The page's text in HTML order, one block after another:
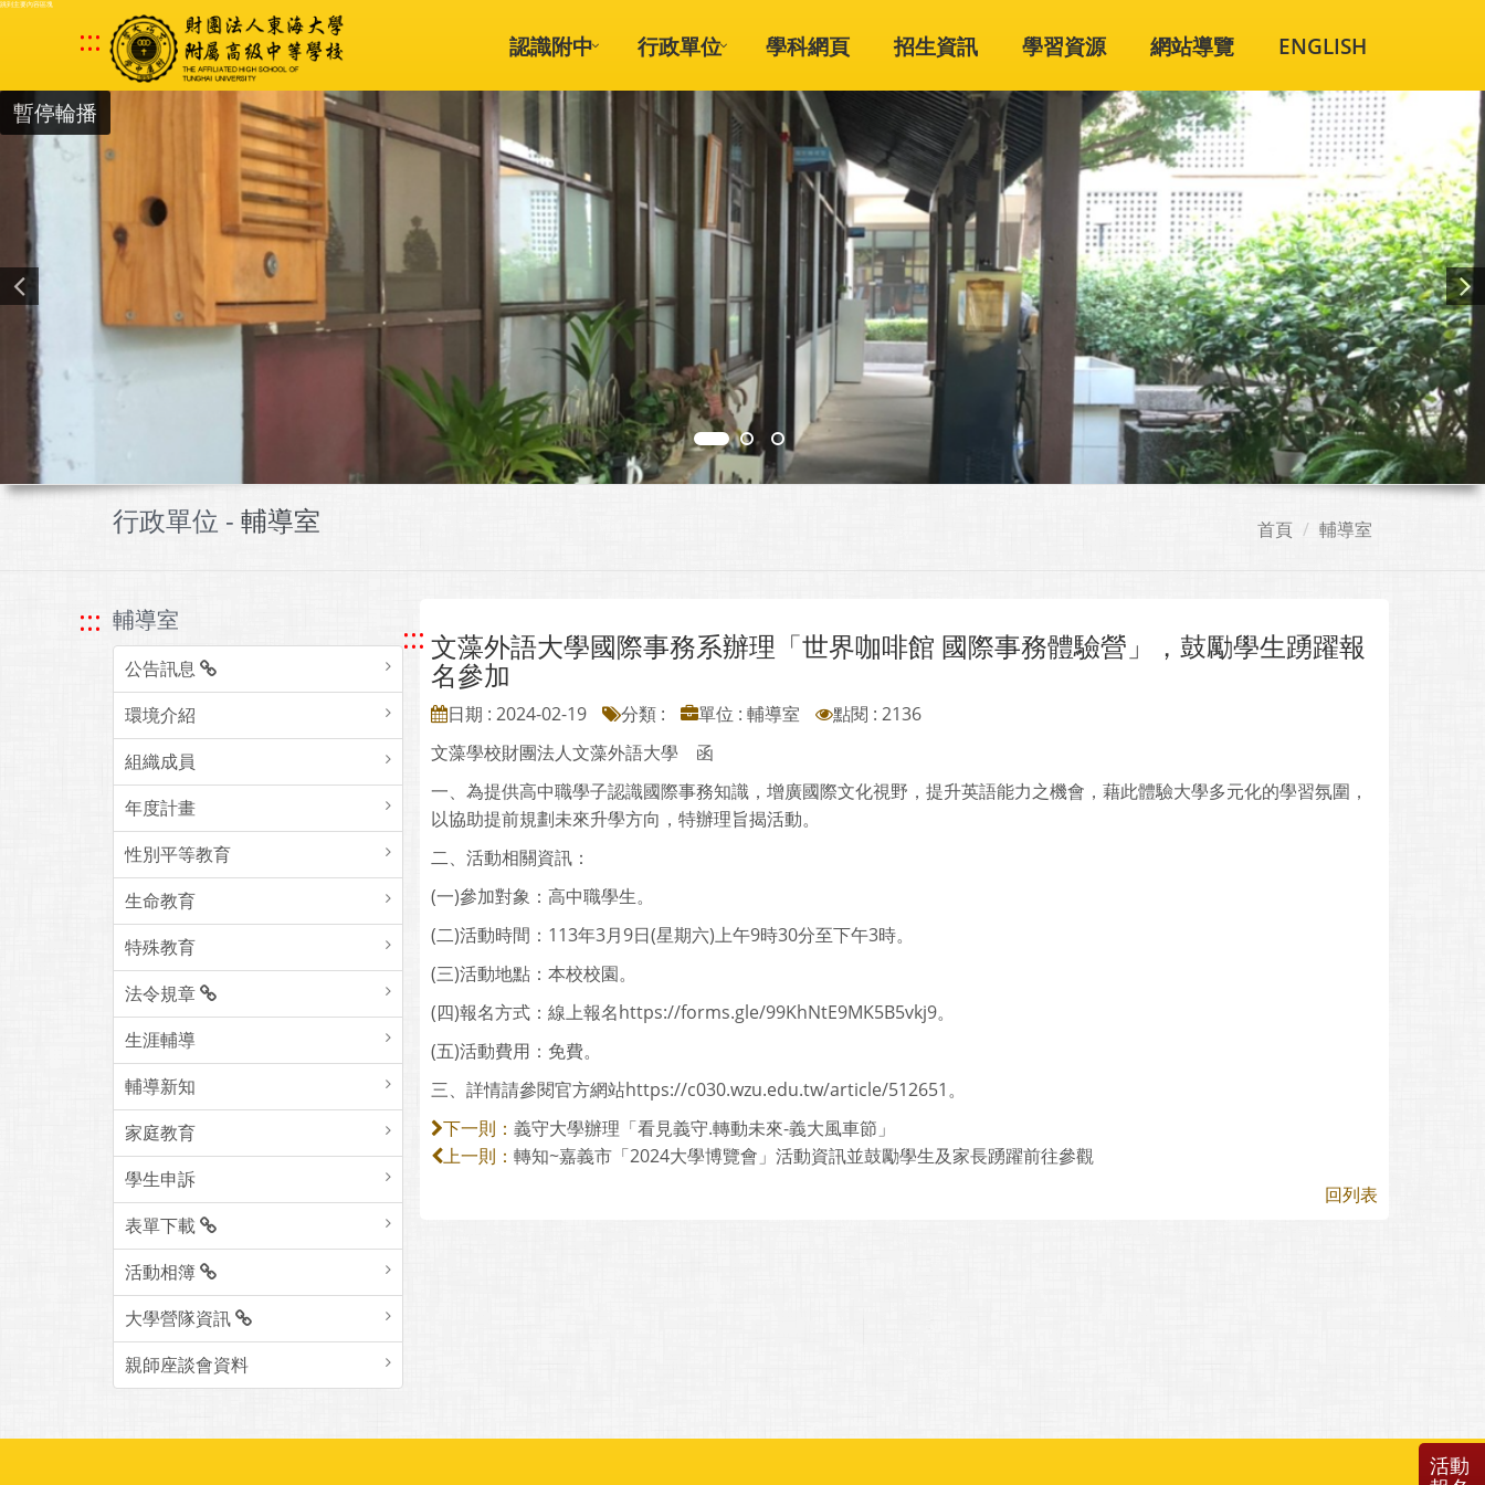
跳到主要內容區塊
::: 認識附中 行政單位 學科網頁 招生資訊 學習資源 網站導覽 ENGLISH
暫停輪播
行政單位 - 輔導室 首頁 輔導室
::: 輔導室
公告訊息
環境介紹
組織成員
年度計畫
性別平等教育
生命教育
特殊教育
法令規章
生涯輔導
輔導新知
家庭教育
學生申訴
表單下載
活動相簿
大學營隊資訊
親師座談會資料
::: 文藻外語大學國際事務系辦理「世界咖啡館 國際事務體驗營」，鼓勵學生踴躍報
名參加
日期 : 2024-02-19 分類 : 單位 : 輔導室
點閱 : 2136
文藻學校財團法人文藻外語大學 函
一、為提供高中職學子認識國際事務知識，增廣國際文化視野，提升英語能力之機會，藉此體驗大學多元化的學習氛圍，
以協助提前規劃未來升學方向，特辦理旨揭活動。
二、活動相關資訊：
(一)參加對象：高中職學生。
(二)活動時間：113年3月9日(星期六)上午9時30分至下午3時。
(三)活動地點：本校校園。
(四)報名方式：線上報名https://forms.gle/99KhNtE9MK5B5vkj9。
(五)活動費用：免費。
三、詳情請參閱官方網站https://c030.wzu.edu.tw/article/512651。
下一則： 義守大學辦理「看見義守.轉動未來-義大風車節」
上一則： 轉知~嘉義市「2024大學博覽會」活動資訊並鼓勵學生及家長踴躍前往參觀
回列表
活動